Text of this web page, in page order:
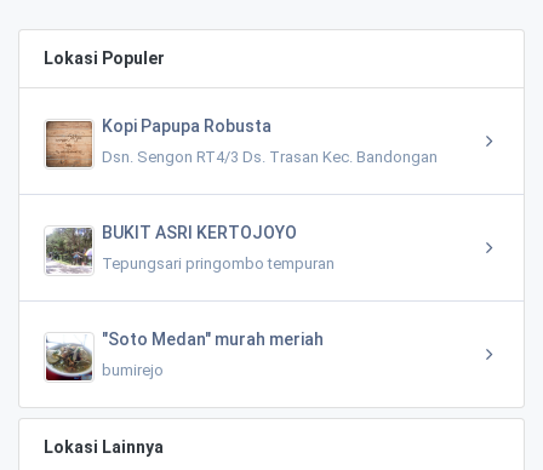
Lokasi Populer
Kopi Papupa Robusta
Dsn. Sengon RT4/3 Ds. Trasan Kec. Bandongan
BUKIT ASRI KERTOJOYO
Tepungsari pringombo tempuran
"Soto Medan" murah meriah
bumirejo
Lokasi Lainnya